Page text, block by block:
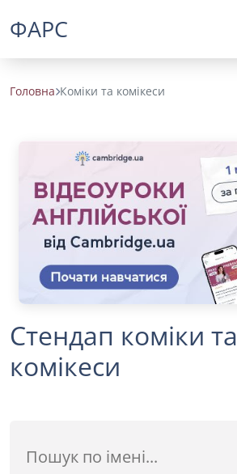
ФАРС
Головна Коміки та комікеси
Стендап коміки та
комікеси